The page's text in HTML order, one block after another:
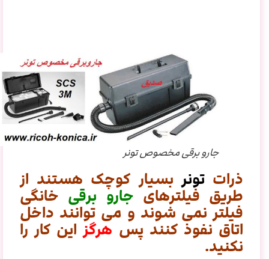
جارو برقی مخصوص تونر
ذرات تونربسیار کوچک هستند از
طریق فیلترهای جارو برقیخانگی
فیلتر نمی شوند و می توانند داخل
اتاق نفوذ کنند پس هرگزاین کار را
نکنید.